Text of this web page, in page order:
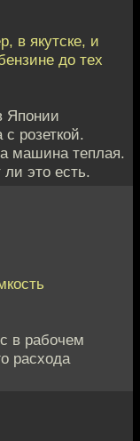
в якутске, и
до тех
Японии
розеткой.
машина теплая.
ли это есть.
в рабочем
расхода